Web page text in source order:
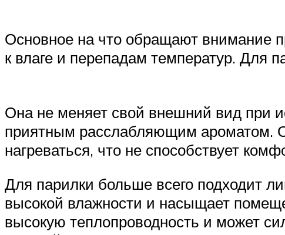
Основное на что обращают внимание
к влаге и перепадам температур. Для
Она не меняет свой внешний вид при
приятным расслабляющим ароматом.
нагреваться, что не способствует
Для парилки больше всего подходит
высокой влажности и насыщает
высокую теплопроводность и может